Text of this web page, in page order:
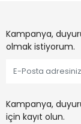
Kampanya,
olmak istiyorum.
Kampanya,
için kayıt olun.